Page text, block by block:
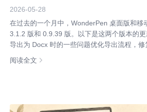
2026-05-28
在过去的一个月中，WonderPen 桌面版和移
3.1.2 版和 0.9.39 版。以下是这两个版本的
导出为 Docx 时的一些问题优化导出流程，修
阅读全文